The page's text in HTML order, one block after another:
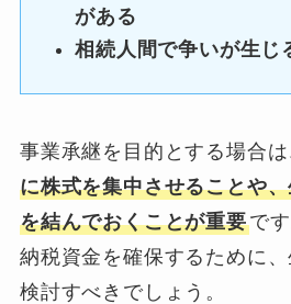
がある
相続人間で争いが生じ
事業承継を目的とする場合
に株式を集中させることや
を結んでおくことが重要で
納税資金を確保するために
検討すべきでしょう。